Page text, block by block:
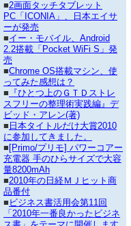
■2画面タッチタブレット
PC「ICONIA」、日本エイサ
ーが発売
■イー・モバイル、Android
2.2搭載「Pocket WiFi S」発
売
■Chrome OS搭載マシン、使
ってみた感想は？
■ 『ひとつ上のＧＴＤストレ
スフリーの整理術実践編』デ
ビッド・アレン(著)
■ 日本タイトルだけ大賞2010
に参加してきました。
■ [Primo/プリモ] パワーコアー
充電器 手のひらサイズで大容
量8200mAh
■2010年の日経ＭＪヒット商
品番付
■ ビジネス書活用会第11回
「2010年一番良かったビジネ